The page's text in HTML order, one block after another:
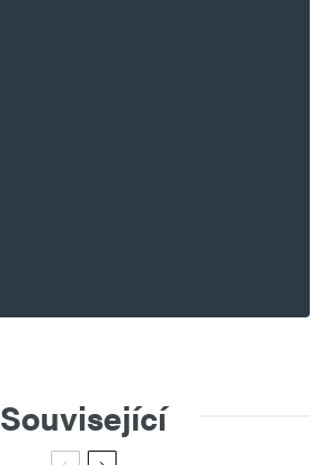
Související